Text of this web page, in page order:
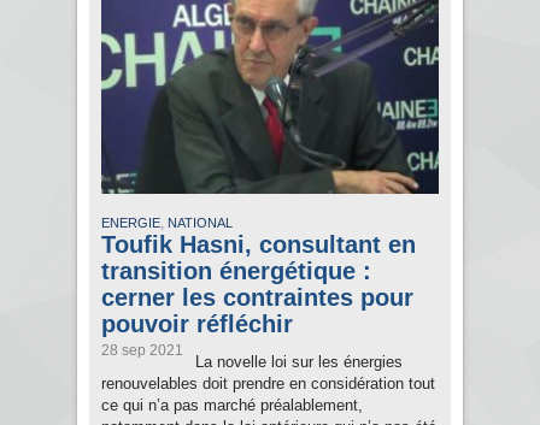
ENERGIE, NATIONAL
Toufik Hasni, consultant en
transition énergétique :
cerner les contraintes pour
pouvoir réfléchir
28 sep 2021
La novelle loi sur les énergies
renouvelables doit prendre en considération tout
ce qui n’a pas marché préalablement,